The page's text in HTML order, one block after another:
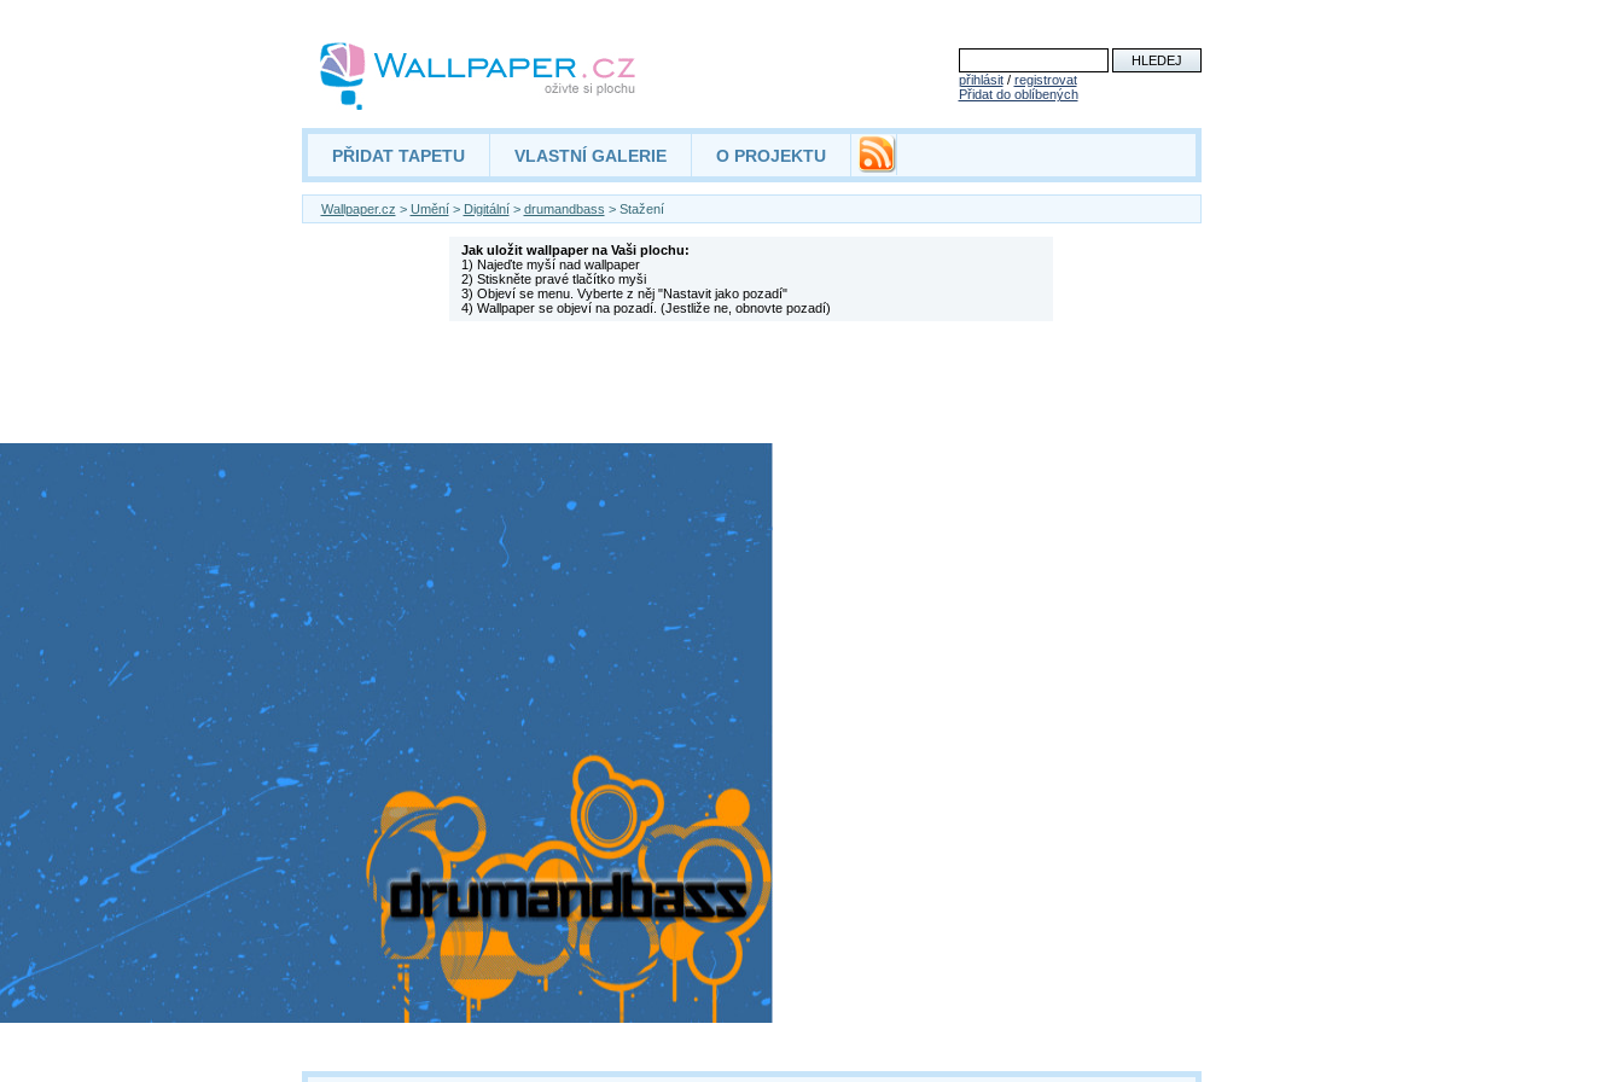
přihlásit/ registrovat
Přidat do oblíbených
PŘIDAT TAPETU VLASTNÍ GALERIE O PROJEKTU
Wallpaper.cz > Umění> Digitální> drumandbass > Stažení
Jak uložit wallpaper na Vaši plochu:
1) Najeďte myší nad wallpaper
2) Stiskněte pravé tlačítko myši
3) Objeví se menu. Vyberte z něj "Nastavit jako pozadí"
4) Wallpaper se objeví na pozadí. (Jestliže ne, obnovte pozadí)